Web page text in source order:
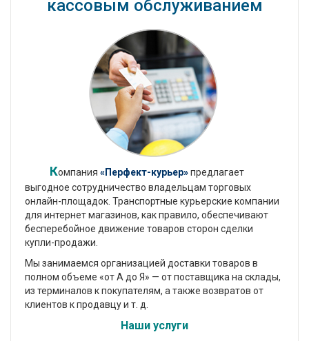
кассовым обслуживанием
Компания «Перфект-курьер»предлагает
выгодное сотрудничество владельцам торговых
онлайн-площадок. Транспортные курьерские компании
для интернет магазинов, как правило, обеспечивают
бесперебойное движение товаров сторон сделки
купли-продажи.
Мы занимаемся организацией доставки товаров в
полном объеме «от А до Я» — от поставщика на склады,
из терминалов к покупателям, а также возвратов от
клиентов к продавцу и т. д.
Наши услуги